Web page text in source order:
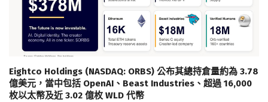
Eightco Holdings (NASDAQ: ORBS) 公布其總持倉量約為 3.78
億美元，當中包括 OpenAI、Beast Industries、超過 16,000
枚以太幣及近 3.02 億枚 WLD 代幣